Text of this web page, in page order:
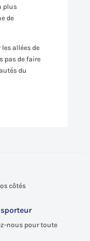
plus
de
allées de
pas de faire
du
côtés
nous pour toute